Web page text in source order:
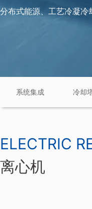
分布式能源、工艺冷凝冷
系统集成 冷却
ELECTRIC
离心机